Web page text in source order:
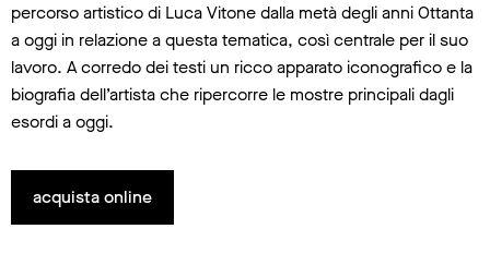
percorso artistico di Luca Vitone dalla metà degli anni Ottanta
a oggi in relazione a questa tematica, così centrale per il suo
lavoro. A corredo dei testi un ricco apparato iconografico e la
biografia dell’artista che ripercorre le mostre principali dagli
esordi a oggi.
acquista online